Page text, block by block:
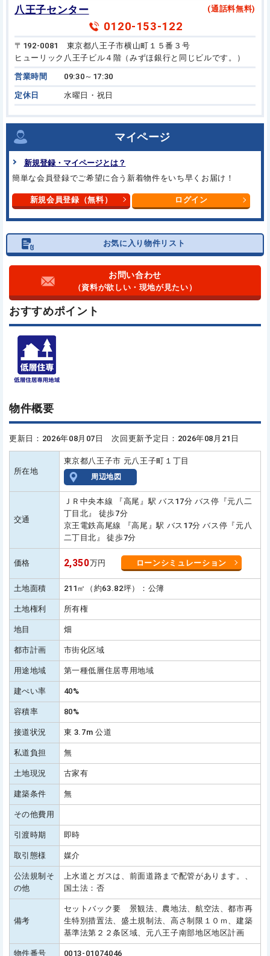
八王子センター
(通話料無料)
0120-153-122
〒192-0081 東京都八王子市横山町１５番３号
ヒューリック八王子ビル４階（みずほ銀行と同じビルです。）
営業時間 09:30～17:30
定休日 水曜日・祝日
マイページ
新規登録・マイページとは？
簡単な会員登録でご希望に合う 新着物件をいち早くお届け！
新規会員登録（無料） ログイン
お気に入り物件リスト
お問い合わせ
（資料が欲しい・現地が見たい）
おすすめポイント
物件概要
更新日：2026年08月07日 次回更新予定日：2026年08月21日
所在地
東京都八王子市 元八王子町１丁目
周辺地図
交通
ＪＲ中央本線 『高尾』駅 バス17分 バス停『元八二
丁目北』 徒歩7分
京王電鉄高尾線 『高尾』駅 バス17分 バス停『元八
二丁目北』 徒歩7分
価格 2,350万円 ローンシミュレーション
土地面積 211㎡（約63.82坪）：公簿
土地権利 所有権
地目 畑
都市計画 市街化区域
用途地域 第一種低層住居専用地域
建ぺい率 40%
容積率 80%
接道状況 東 3.7m 公道
私道負担 無
土地現況 古家有
建築条件 無
その他費用
引渡時期 即時
取引態様 媒介
公法規制そ
の他
上水道とガスは、前面道路まで配管があります。、
国土法：否
備考
セットバック要 景観法、農地法、航空法、都市再
生特別措置法、盛土規制法、高さ制限１０ｍ、建築
基準法第２２条区域、元八王子南部地区地区計画
物件番号 0013-01074046